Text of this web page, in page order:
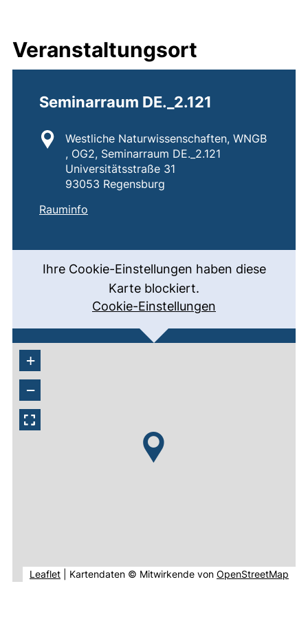
Veranstaltungsort
Seminarraum DE._2.121
Standort:
Westliche Naturwissenschaften, WNGB
, OG2, Seminarraum DE._2.121
Universitätsstraße 31
93053 Regensburg
Rauminfo
Ihre Cookie-Einstellungen haben diese
Karte blockiert.
Cookie-Einstellungen
+
−
Leaflet(externer Link, öffnet neues Fenster).
Kartendaten © Mitwirkende von OpenStreetMap